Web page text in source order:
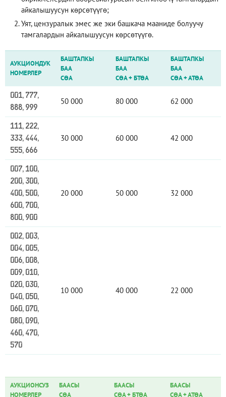
айкалышуусун көрсөтүүгө;
Уят, цензуралык эмес же эки башкача мааниде болуучу
тамгалардын айкалышуусун көрсөтүүгө.
АУКЦИОНДУК
НОМЕРЛЕР
БАШТАПКЫ
БАА
СӨА
БАШТАПКЫ
БАА
СӨА+БТӨА
БАШТАПКЫ
БАА
СӨА+АТӨА
001, 777,
888, 999
50 000 80 000 62 000
111, 222,
333, 444,
555, 666
30 000 60 000 42 000
007, 100,
200, 300,
400, 500,
600, 700,
800, 900
20 000 50 000 32 000
002, 003,
004, 005,
006, 008,
009, 010,
020, 030,
040, 050,
060, 070,
080, 090,
460, 470,
570
10 000 40 000 22 000
АУКЦИОНСУЗ
НОМЕРЛЕР
БААСЫ
СӨА
БААСЫ
СӨА+БТӨА
БААСЫ
СӨА+АТӨА